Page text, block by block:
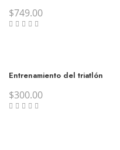
$749.00
Entrenamiento del triatlón
$300.00